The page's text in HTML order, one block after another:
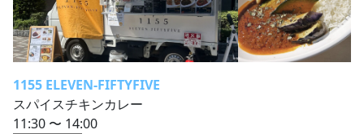
1155 ELEVEN-FIFTYFIVE
スパイスチキンカレー
11:30 〜 14:00